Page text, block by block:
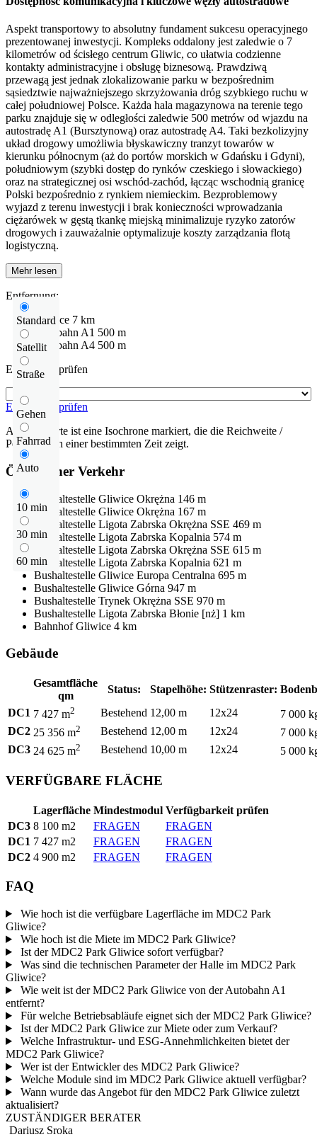
Aspekt transportowy to absolutny fundament sukcesu operacyjnego
prezentowanej inwestycji. Kompleks oddalony jest zaledwie o 7
kilometrów od ścisłego centrum Gliwic, co ułatwia codzienne
kontakty administracyjne i obsługę biznesową. Prawdziwą
przewagą jest jednak zlokalizowanie parku w bezpośrednim
sąsiedztwie najważniejszego skrzyżowania dróg szybkiego ruchu w
całej południowej Polsce. Każda hala magazynowa na terenie tego
parku znajduje się w odległości zaledwie 500 metrów od wjazdu na
autostradę A1 (Bursztynową) oraz autostradę A4. Taki bezkolizyjny
układ drogowy umożliwia błyskawiczny tranzyt towarów w
kierunku północnym (aż do portów morskich w Gdańsku i Gdyni),
południowym (szybki dostęp do rynków czeskiego i słowackiego)
oraz na strategicznej osi wschód-zachód, łącząc wschodnią granicę
Polski bezpośrednio z rynkiem niemieckim. Bezproblemowy
wyjazd z terenu inwestycji i brak konieczności wprowadzania
ciężarówek w gęstą tkankę miejską minimalizuje ryzyko zatorów
drogowych i zauważalnie optymalizuje koszty zarządzania flotą
logistyczną.
Mehr lesen
Standard
Satellit
Straße
Gehen
Fahrrad
Auto
10 min
30 min
60 min
Entfernung:
Gliwice 7 km
Autobahn A1 500 m
Autobahn A4 500 m
Entfernung prüfen
Entfernung prüfen
Auf der Karte ist eine Isochrone markiert, die die Reichweite /
Pendelzeit in einer bestimmten Zeit zeigt.
Öffentlicher Verkehr
Bushaltestelle Gliwice Okrężna 146 m
Bushaltestelle Gliwice Okrężna 167 m
Bushaltestelle Ligota Zabrska Okrężna SSE 469 m
Bushaltestelle Ligota Zabrska Kopalnia 574 m
Bushaltestelle Ligota Zabrska Okrężna SSE 615 m
Bushaltestelle Ligota Zabrska Kopalnia 621 m
Bushaltestelle Gliwice Europa Centralna 695 m
Bushaltestelle Gliwice Górna 947 m
Bushaltestelle Trynek Okrężna SSE 970 m
Bushaltestelle Ligota Zabrska Błonie [nż] 1 km
Bahnhof Gliwice 4 km
Gebäude
Gesamtfläche
qm
Status: Stapelhöhe: Stützenraster:
DC1 7 427 m2 Bestehend 12,00 m 12x24
7 000
DC2 25 356 m2 Bestehend 12,00 m 12x24
7 000
DC3 24 625 m2 Bestehend 10,00 m 12x24 5 000
VERFÜGBARE FLÄCHE
Lagerfläche Mindestmodul Verfügbarkeit prüfen
DC3 8 100 m2 FRAGEN
FRAGEN
DC1 7 427 m2 FRAGEN
FRAGEN
DC2 4 900 m2 FRAGEN FRAGEN
FAQ
Wie hoch ist die verfügbare Lagerfläche im MDC2 Park
Gliwice?
Wie hoch ist die Miete im MDC2 Park Gliwice?
Ist der MDC2 Park Gliwice sofort verfügbar?
Was sind die technischen Parameter der Halle im MDC2 Park
Gliwice?
Wie weit ist der MDC2 Park Gliwice von der Autobahn A1
entfernt?
Für welche Betriebsabläufe eignet sich der MDC2 Park Gliwice?
Ist der MDC2 Park Gliwice zur Miete oder zum Verkauf?
Welche Infrastruktur- und ESG-Annehmlichkeiten bietet der
MDC2 Park Gliwice?
Wer ist der Entwickler des MDC2 Park Gliwice?
Welche Module sind im MDC2 Park Gliwice aktuell verfügbar?
Wann wurde das Angebot für den MDC2 Park Gliwice zuletzt
aktualisiert?
ZUSTÄNDIGER BERATER
Dariusz Sroka